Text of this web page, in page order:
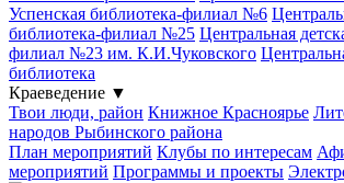
Успенская библиотека-филиал №6
библиотека-филиал №25 Центральная
филиал №23 им. К.И.Чуковского
библиотека
Краеведение ▼
Твои люди, район Книжное Красноярье
народов Рыбинского района
План мероприятий Клубы по интересам
мероприятий Программы и проекты